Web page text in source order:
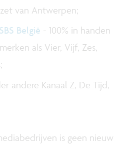
van Antwerpen;
SBS België - 100% in handen
als Vier, Vijf, Zes,
andere Kanaal Z, De Tijd,
is geen nieuw